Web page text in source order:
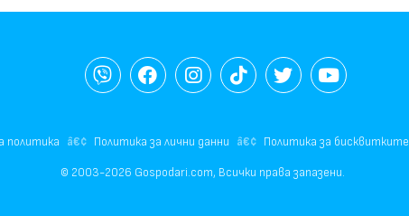
политика Политика за лични данни Политика за бисквитките
© 2003-2026 Gospodari.com, Всички права запазени.